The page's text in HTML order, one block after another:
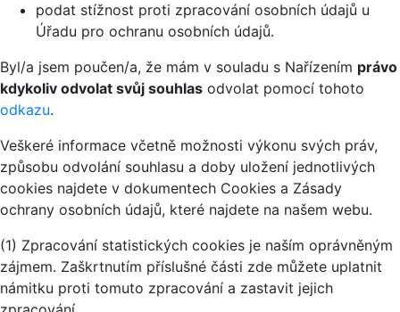
podat stížnost proti zpracování osobních údajů u
Úřadu pro ochranu osobních údajů.
Byl/a jsem poučen/a, že mám v souladu s Nařízením právo
kdykoliv odvolat svůj souhlas odvolat pomocí tohoto
odkazu.
Veškeré informace včetně možnosti výkonu svých práv,
způsobu odvolání souhlasu a doby uložení jednotlivých
cookies najdete v dokumentech Cookies a Zásady
ochrany osobních údajů, které najdete na našem webu.
(1) Zpracování statistických cookies je naším oprávněným
zájmem. Zaškrtnutím příslušné části zde můžete uplatnit
námitku proti tomuto zpracování a zastavit jejich